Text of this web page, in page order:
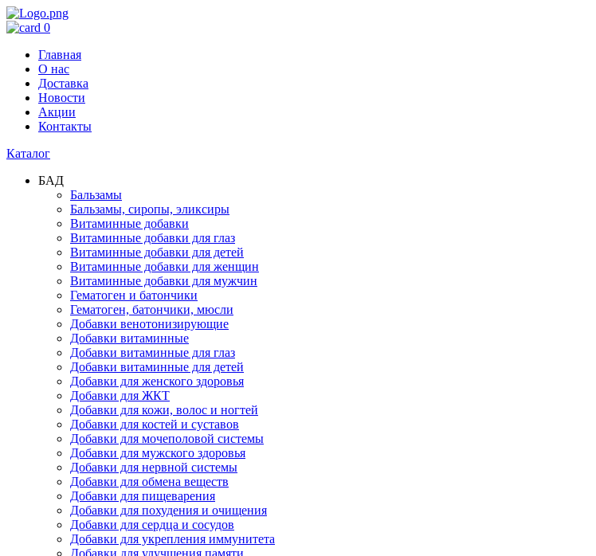
0
Главная
О нас
Доставка
Новости
Акции
Контакты
Каталог
БАД
Бальзамы
Бальзамы, сиропы, эликсиры
Витаминные добавки
Витаминные добавки для глаз
Витаминные добавки для детей
Витаминные добавки для женщин
Витаминные добавки для мужчин
Гематоген и батончики
Гематоген, батончики, мюсли
Добавки венотонизирующие
Добавки витаминные
Добавки витаминные для глаз
Добавки витаминные для детей
Добавки для женского здоровья
Добавки для ЖКТ
Добавки для кожи, волос и ногтей
Добавки для костей и суставов
Добавки для мочеполовой системы
Добавки для мужского здоровья
Добавки для нервной системы
Добавки для обмена веществ
Добавки для пищеварения
Добавки для похудения и очищения
Добавки для сердца и сосудов
Добавки для укрепления иммунитета
Добавки для улучшения памяти